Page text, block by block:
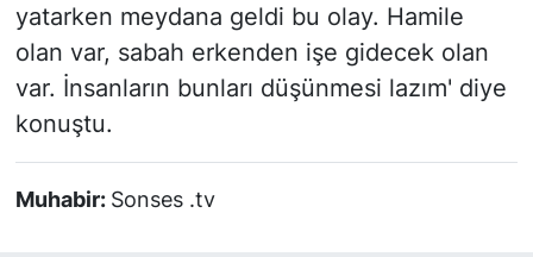
yatarken meydana geldi bu olay. Hamile
olan var, sabah erkenden işe gidecek olan
var. İnsanların bunları düşünmesi lazım' diye
konuştu.
Muhabir: Sonses .tv